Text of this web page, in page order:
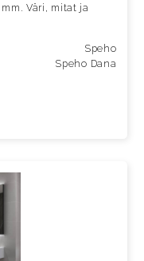
Väri, mitat ja
Speho
Speho Dana